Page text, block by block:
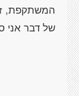
המשתקפת,